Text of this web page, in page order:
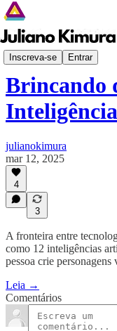
Inscreva-se Entrar
Despertar Digital
Brincando
julianokimura
mar 12, 2025
4
3
A fronteira entre
como 12 inteligências
pessoa crie
Leia →
Comentários